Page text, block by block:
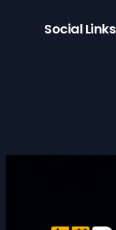
Social Links